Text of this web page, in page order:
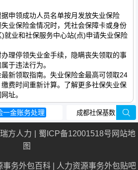
领成功人员名单按月发放失业保险
业保险金情况时，凭社会保障卡或身份
就业和社保服务中心站(点)申请失业保险
停领失业金手续，隐瞒丧失领取的事
于违法行为。
领取指南。失业保险金最高可领取24
费时间重新计算。了解更多社保失业保
址。
一金账务处理
方人力 蜀ICP备12001518号 网站地
图
事务外包百科 人力资源事务外包贴吧